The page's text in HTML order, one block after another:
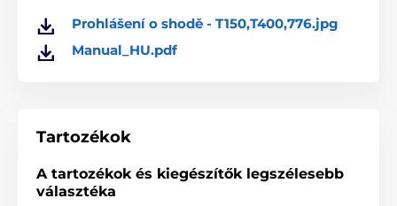
A termék a következő kategóriákba sorolt
Prohlášení o shodě - T150,T400,776.jpg
Manual_HU.pdf
Tartozékok
A tartozékok és kiegészítők legszélesebb
választéka